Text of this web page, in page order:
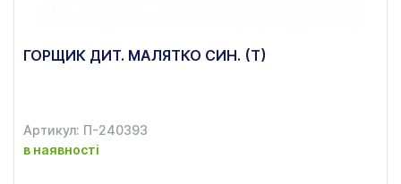
ГОРЩИК ДИТ. МАЛЯТКО СИН. (Т)
Артикул: П-240393
в наявності